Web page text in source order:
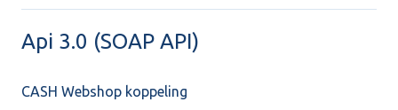
Api 3.0 (SOAP API)
CASH Webshop koppeling